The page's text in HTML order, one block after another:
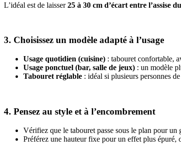
L’idéal est de laisser25 à 30 cm d’écart entre l’assise
3. Choisissez un modèle adapté à l’usage
Usage quotidien (cuisine) : tabouret confortable,
Usage ponctuel (bar, salle de jeux) : un modèle
Tabouret réglable : idéal si plusieurs personnes
4. Pensez au style et à l’encombrement
Vérifiez que le tabouret passe sous le plan pour un
Préférez une hauteur fixe pour un effet plus épuré,